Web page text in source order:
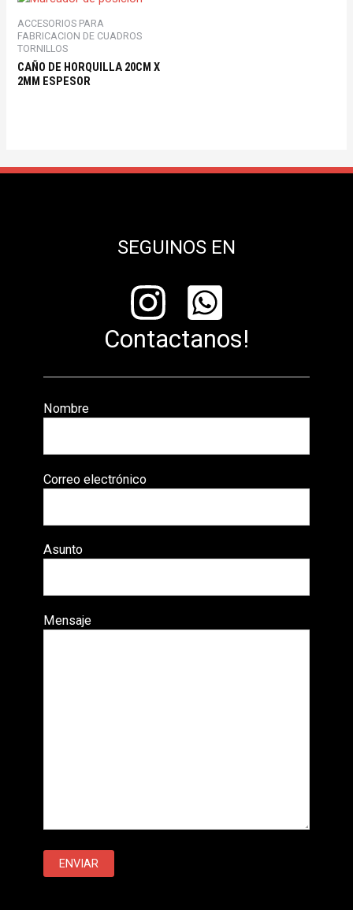
ACCESORIOS PARA
FABRICACION DE CUADROS
TORNILLOS
CAÑO DE HORQUILLA 20CM X
2MM ESPESOR
SEGUINOS EN
Contactanos!
Nombre
Correo electrónico
Asunto
Mensaje